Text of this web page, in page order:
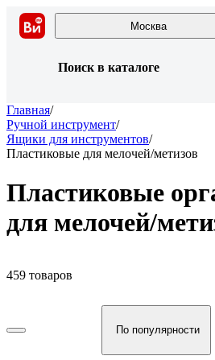
Москва
Поиск в каталоге
Главная/
Ручной инструмент/
Ящики для инструментов/
Пластиковые для мелочей/метизов
Пластиковые
для мелочей/
459 товаров
По популярности